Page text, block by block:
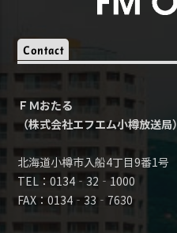
Contact
ＦＭおたる
（株式会社エフエム小樽放送局）
北海道小樽市入船4丁目9番1号
TEL：0134‐32‐1000
FAX：0134‐33‐7630